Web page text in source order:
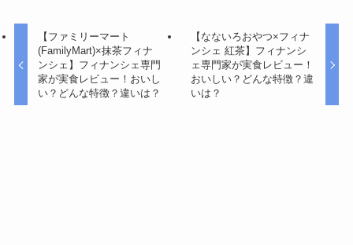
【ファミリーマート
(FamilyMart)×抹茶フィナ
ンシェ】フィナンシェ専門
家が実食レビュー！おいし
い？どんな特徴？違いは？
【なないろおやつ×フィナ
ンシェ 紅茶】フィナンシ
ェ専門家が実食レビュー！
おいしい？どんな特徴？違
いは？